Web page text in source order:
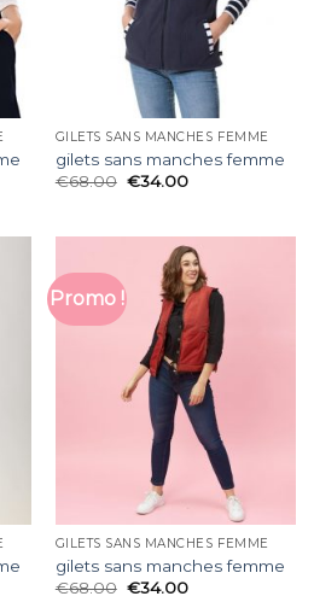
GILETS SANS MANCHES FEMME
gilets sans manches femme
€68.00 €34.00
Promo !
GILETS SANS MANCHES FEMME
gilets sans manches femme
€68.00 €34.00